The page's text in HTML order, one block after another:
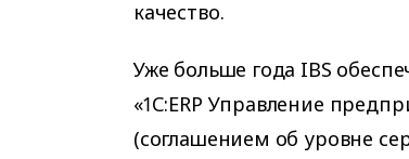
качество.
Уже больше года IBS
«1С:ERP Управление
(соглашением об уровне